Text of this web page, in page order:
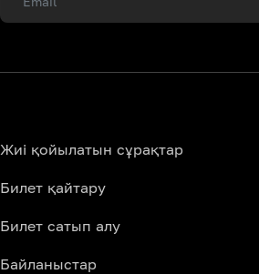
Жиі қойылатын сұрақтар
Билет қайтару
Билет сатып алу
Байланыстар